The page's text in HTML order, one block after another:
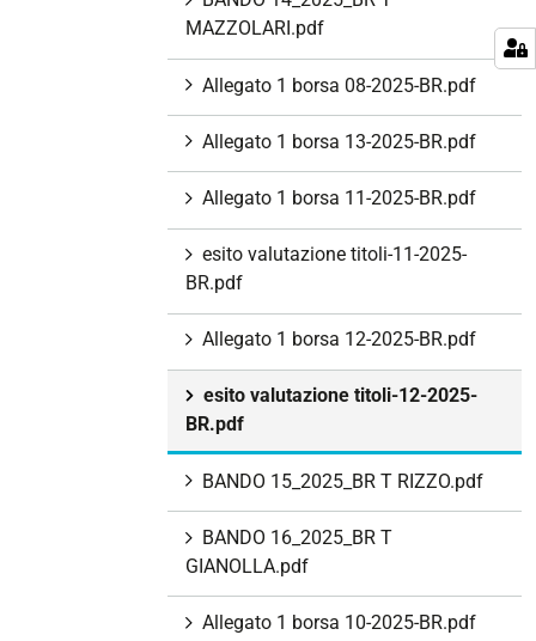
MAZZOLARI.pdf
Allegato 1 borsa 08-2025-BR.pdf
Allegato 1 borsa 13-2025-BR.pdf
Allegato 1 borsa 11-2025-BR.pdf
esito valutazione titoli-11-2025-
BR.pdf
Allegato 1 borsa 12-2025-BR.pdf
esito valutazione titoli-12-2025-
BR.pdf
BANDO 15_2025_BR T RIZZO.pdf
BANDO 16_2025_BR T
GIANOLLA.pdf
Allegato 1 borsa 10-2025-BR.pdf